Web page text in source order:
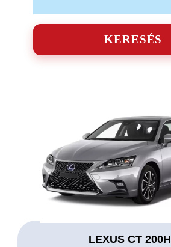
KERESÉS
LEXUS CT 200H